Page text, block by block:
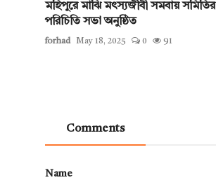
মহিপুরে মাঝি মৎস্যজীবী সমবায় সমিতির
পরিচিতি সভা অনুষ্ঠিত
forhad May 18, 2025 0 91
Comments
Name